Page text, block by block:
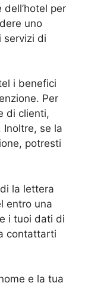
per
uno
servizi di
i benefici
Per
di clienti,
Inoltre, se la
potresti
la lettera
entro una
i tuoi dati di
contattarti
e la tua